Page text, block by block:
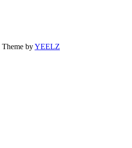
Theme byYEELZ